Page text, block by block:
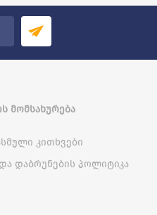
ᲛᲝᲛᲡᲐᲮᲣᲠᲔᲑᲐ
კითხვები
დაბრუნების პოლიტიკა